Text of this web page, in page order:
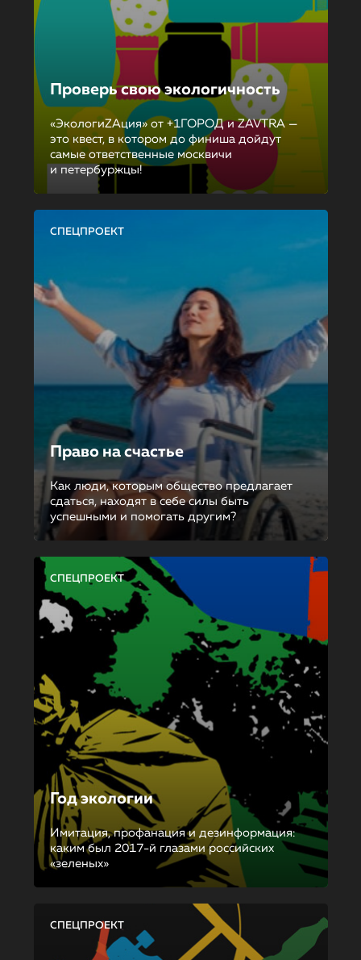
Проверь свою экологичность
«ЭкологиZAция» от +1ГОРОД и ZAVTRA —
это квест, в котором до финиша дойдут
самые ответственные москвичи
и петербуржцы!
СПЕЦПРОЕКТ
Право на счастье
Как люди, которым общество предлагает
сдаться, находят в себе силы быть
успешными и помогать другим?
СПЕЦПРОЕКТ
Год экологии
Имитация, профанация и дезинформация:
каким был 2017-й глазами российских
«зеленых»
СПЕЦПРОЕКТ